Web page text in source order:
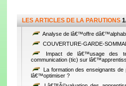
LES ARTICLES DE LA PARUTIONS
Analyse de lâ€™offre
COUVERTURE-GARDE-
Impact de lâ€™usage des
communication (tic) sur
La formation des enseignants
lâ€™optimiser ?